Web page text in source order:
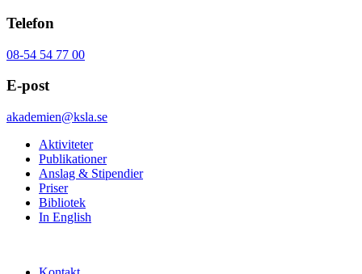
Telefon
08-54 54 77 00
E-post
akademien@ksla.se
Aktiviteter
Publikationer
Anslag & Stipendier
Priser
Bibliotek
In English